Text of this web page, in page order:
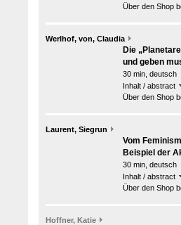
Über den Shop
Werlhof, von, Claudia
Die
und geben
30 min, deutsch
Inhalt / abstract
Über den Shop
Laurent, Siegrun
Vom
Beispiel der
30 min, deutsch
Inhalt / abstract
Über den Shop
Hoffner, Katie